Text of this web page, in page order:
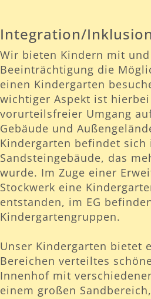
Integration/Inklusion
Wir bieten Kindern mit
Beeinträchtigung die
einen Kindergarten
wichtiger Aspekt ist
vorurteilsfreier Umgang
Gebäude und
Kindergarten befindet sich
Sandsteingebäude, das
wurde. Im Zuge einer
Stockwerk eine
entstanden, im EG
Kindergartengruppen.
Unser Kindergarten bietet
Bereichen verteiltes
Innenhof mit
einem großen